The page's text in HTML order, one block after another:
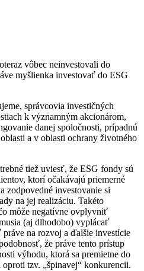
vôbec neinvestovali do
myšlienka investovať do ESG
správcovia investičných
k významným akcionárom,
danej spoločnosti, prípadnú
a v oblasti ochrany životného
tiež uviesť, že ESG fondy sú
ktorí očakávajú priemerné
zodpovedné investovanie si
na jej realizáciu. Takéto
môže negatívne ovplyvniť
(aj dlhodobo) vyplácať
na rozvoj a ďalšie investície
že práve tento prístup
výhodu, ktorá sa premietne do
tzv. „špinavej“ konkurencii.